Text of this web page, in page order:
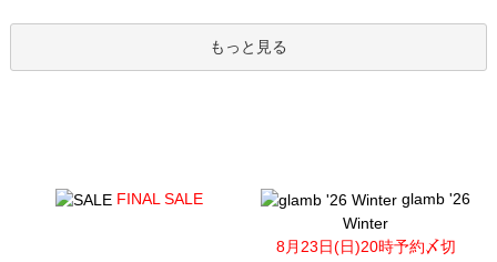
もっと見る
FINAL SALE
glamb '26
Winter
8月23日(日)20時予約〆切